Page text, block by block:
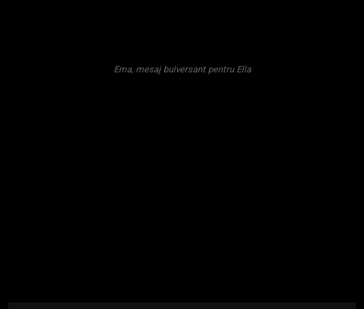
Ema, mesaj bulversant pentru Ella